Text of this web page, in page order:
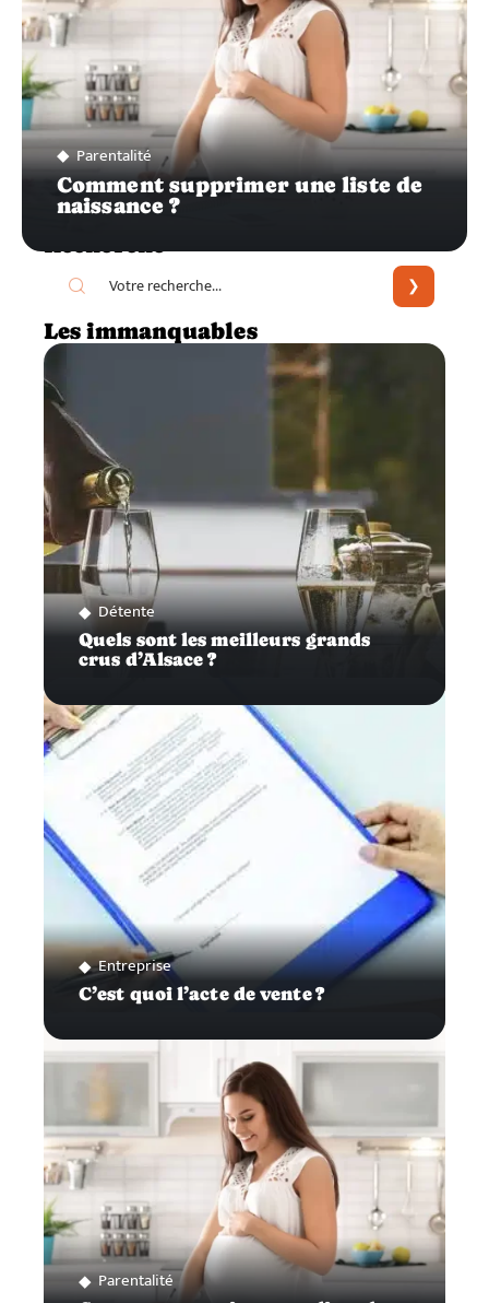
Parentalité
Comment supprimer une liste de
naissance ?
Recherche
Les immanquables
Détente
Quels sont les meilleurs grands
crus d’Alsace ?
Entreprise
C’est quoi l’acte de vente ?
Parentalité